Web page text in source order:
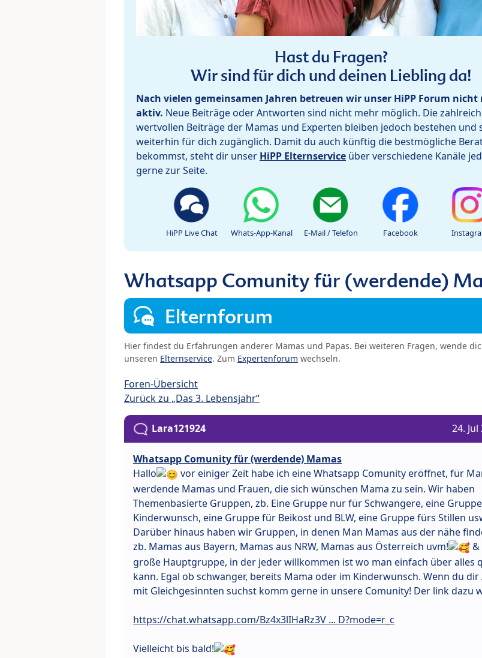
Hast du Fragen?
Wir sind für dich und deinen Liebling da!
Nach vielen gemeinsamen Jahren betreuen wir unser HiPP Forum nicht
aktiv. Neue Beiträge oder Antworten sind nicht mehr möglich. Die
wertvollen Beiträge der Mamas und Experten bleiben jedoch bestehen und
weiterhin für dich zugänglich. Damit du auch künftig die bestmögliche
bekommst, steht dir unser HiPP Elternservice über verschiedene Kanäle
gerne zur Seite.
HiPP Live Chat Whats-App-Kanal E-Mail / Telefon Facebook
Whatsapp Comunity für (werdende)
Elternforum
Hier findest du Erfahrungen anderer Mamas und Papas. Bei weiteren Fragen, wende
unseren Elternservice. Zum Expertenforum wechseln.
Foren-Übersicht
Zurück zu „Das 3. Lebensjahr“
Lara121924 24. Jul
Whatsapp Comunity für (werdende) Mamas
Hallo
vor einiger Zeit habe ich eine Whatsapp Comunity eröffnet, für
werdende Mamas und Frauen, die sich wünschen Mama zu sein. Wir haben
Themenbasierte Gruppen, zb. Eine Gruppe nur für Schwangere, eine
Kinderwunsch, eine Gruppe für Beikost und BLW, eine Gruppe fürs Stillen
Darüber hinaus haben wir Gruppen, in denen Man Mamas aus der nähe
zb. Mamas aus Bayern, Mamas aus NRW, Mamas aus Österreich uvm!
&
große Hauptgruppe, in der jeder willkommen ist wo man einfach über alles
kann. Egal ob schwanger, bereits Mama oder im Kinderwunsch. Wenn du dir
mit Gleichgesinnten suchst komm gerne in unsere Comunity! Der link dazu
https://chat.whatsapp.com/Bz4x3lIHaRz3V ... D?mode=r_c
Vielleicht bis bald!